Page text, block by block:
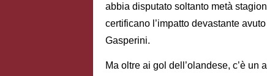
abbia disputato soltanto metà
certificano l’impatto devastante
Gasperini.
Ma oltre ai gol dell’olandese, c’è